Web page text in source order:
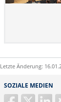
Letzte Änderung:
SOZIALE MEDIEN